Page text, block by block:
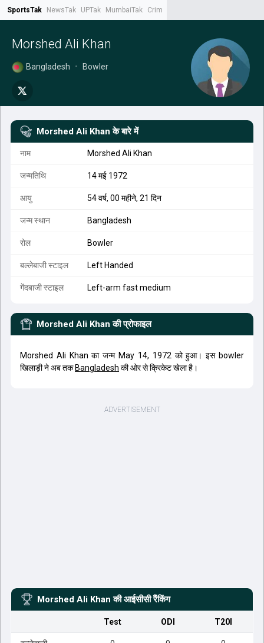
SportsTak NewsTak UPTak MumbaiTak CrimeTak
Morshed Ali Khan
Bangladesh • Bowler
Morshed Ali Khan के बारे में
नाम Morshed Ali Khan
जन्मतिथि 14 मई 1972
आयु 54 वर्ष, 00 महीने, 21 दिन
जन्म स्थान Bangladesh
रोल Bowler
बल्लेबाजी स्टाइल Left Handed
गेंदबाजी स्टाइल Left-arm fast medium
Morshed Ali Khan की प्रोफाइल
Morshed Ali Khan का जन्म May 14, 1972 को हुआ। इस bowler
खिलाड़ी ने अब तक Bangladesh की ओर से क्रिकेट खेला है।
Morshed Ali Khan की आईसीसी रैंकिंग
Test ODI T20I